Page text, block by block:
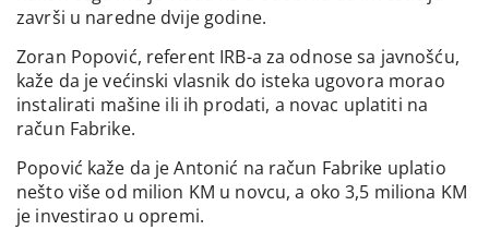
završi u naredne dvije godine.
Zoran Popović, referent IRB-a za odnose sa javnošću,
kaže da je većinski vlasnik do isteka ugovora morao
instalirati mašine ili ih prodati, a novac uplatiti na
račun Fabrike.
Popović kaže da je Antonić na račun Fabrike uplatio
nešto više od milion KM u novcu, a oko 3,5 miliona KM
je investirao u opremi.